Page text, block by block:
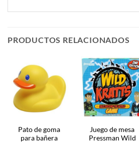
PRODUCTOS RELACIONADOS
Pato de goma
para bañera
Juego de mesa
Pressman Wild